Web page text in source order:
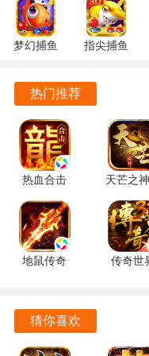
穿戴高级装备，进入更
等社交玩法，玩家可与
玩家互动交流，共同参与
烈火战神0.1折游戏
经典的战法道三职业搭
宠物、新副本。
成熟的交易系统，支持
提升自身装备。
延续经典的传奇游戏玩
奇感觉。
双手。
烈火战神怎么刷元
梦幻捕鱼
卓正版
指尖捕鱼
安卓版
热门推荐
热血合击
2.7.302 安
卓版
天芒之
击 4.0.0
新版
地鼠传奇
传奇世
猜你喜欢